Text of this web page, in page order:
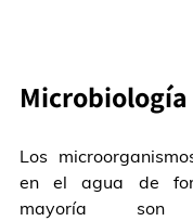
Microbiología
Los
en el agua de
mayoría son